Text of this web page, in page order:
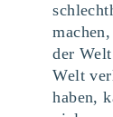
der
Welt
haben,